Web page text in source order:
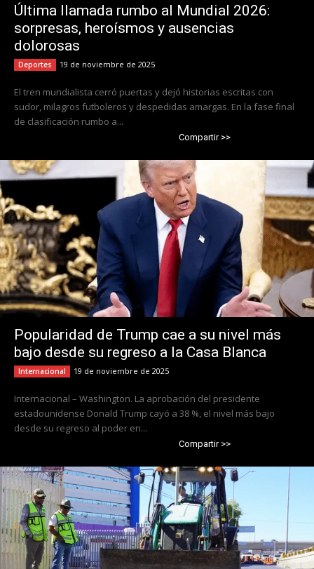
Última llamada rumbo al Mundial 2026:
sorpresas, heroísmos y ausencias
dolorosas
Deportes 19 de noviembre de 2025
El tren mundialista cerró puertas y dejó historias escritas con
sudor, milagros futboleros y despedidas amargas. En la fase final
de clasificación rumbo a...
Compartir >>
Popularidad de Trump cae a su nivel más
bajo desde su regreso a la Casa Blanca
Internacional 19 de noviembre de 2025
Internacional – Washington. La aprobación del presidente
estadounidense Donald Trump cayó a 38 %, el nivel más bajo
desde su regreso al poder en...
Compartir >>